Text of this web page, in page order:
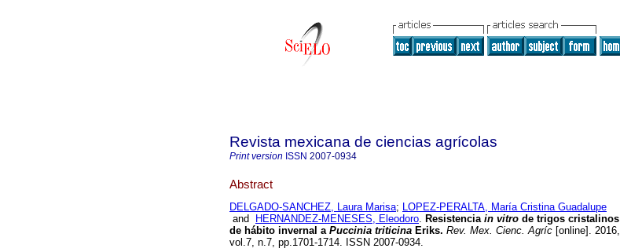
Revista mexicana de ciencias agrícolas
Print version ISSN 2007-0934
Abstract
DELGADO-SANCHEZ, Laura Marisa; LOPEZ-PERALTA, María Cristina Guadalupe
and
HERNANDEZ-MENESES, Eleodoro. Resistencia in vitro de trigos cristalinos
de hábito invernal a Puccinia triticina Eriks. Rev. Mex. Cienc. Agríc [online]. 2016,
vol.7, n.7, pp.1701-1714. ISSN 2007-0934.